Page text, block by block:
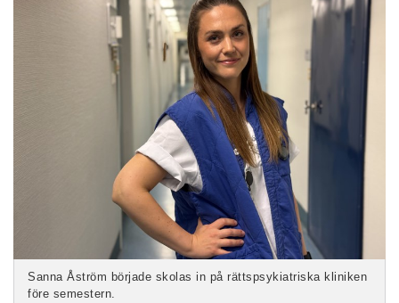
Sanna Åström började skolas in på rättspsykiatriska kliniken
före semestern.